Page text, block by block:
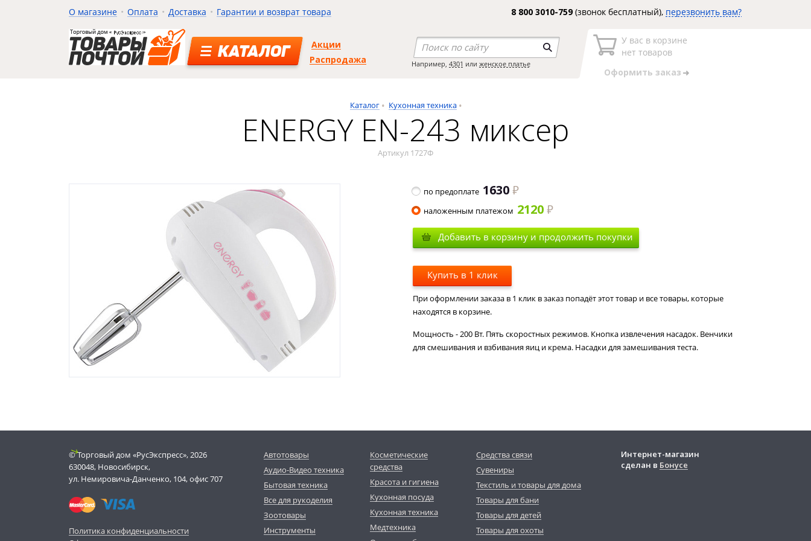
О магазине Оплата Доставка Гарантии и возврат товара 8 800 3010-759(звонок бесплатный), перезвонить вам?
КАТАЛОГ
Акции
Распродажа
Например, 4301 или женское платье
У вас в корзине
нет товаров
Оформить заказ
Каталог Кухонная техника
ENERGY EN-243 миксер
Артикул 1727Ф
по предоплате 1630
наложенным платежом 2120
Добавить в корзину и продолжить покупки
Купить в 1 клик
При оформлении заказа в 1 клик в заказ попадёт этот товар и все товары, которые
находятся в корзине.
Мощность - 200 Вт. Пять скоростных режимов. Кнопка извлечения насадок. Венчики
для смешивания и взбивания яиц и крема. Насадки для замешивания теста.
© Торговый дом «РусЭкспресс», 2026
630048, Новосибирск,
ул. Немировича-Данченко, 104, офис 707
Политика конфиденциальности
Автотовары
Аудио-Видео техника
Бытовая техника
Все для рукоделия
Зоотовары
Инструменты
Косметические
средства
Красота и гигиена
Кухонная посуда
Кухонная техника
Медтехника
Средства связи
Сувениры
Текстиль и товары для дома
Товары для бани
Товары для детей
Товары для охоты
Интернет-магазин
сделан в Бонусе